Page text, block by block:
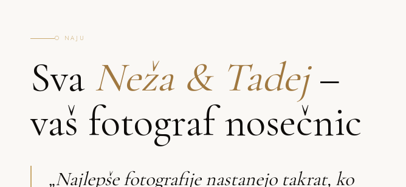
O NAJU
Sva Neža & Tadej–
vaš fotograf nosečnic
„Najlepše fotografije nastanejo takrat, ko